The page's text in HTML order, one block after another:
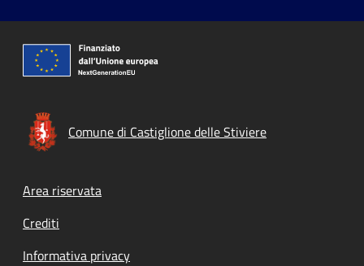
Comune di Castiglione delle Stiviere
Footer menu
Area riservata
Crediti
Informativa privacy